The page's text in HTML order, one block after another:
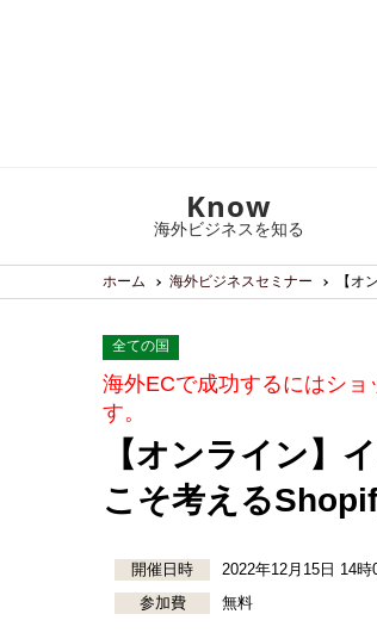
Know
海外ビジネスを知る
ホーム 海外ビジネスセミナー 【オ
全ての国
海外ECで成功するにはシ
す。
【オンライン】
こそ考える
開催日時 2022年12月15日 14時
参加費
無料